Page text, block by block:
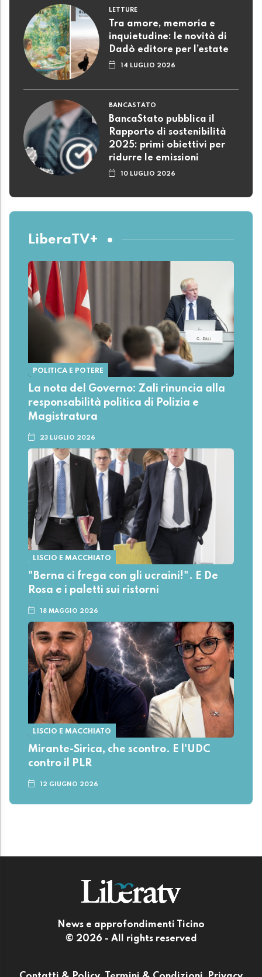
LETTURE
Tra amore, memoria e
inquietudine: le novità di
Dadò editore per l’estate
14 LUGLIO 2026
BANCASTATO
BancaStato pubblica il
Rapporto di sostenibilità
2025: primi obiettivi per
ridurre le emissioni
10 LUGLIO 2026
LiberaTV+
POLITICA E POTERE
La nota del Governo: Zali rinuncia alla
responsabilità politica di Polizia e
Magistratura
23 LUGLIO 2026
LISCIO E MACCHIATO
"Berna ci frega con gli ucraini!". E De
Rosa e i paletti sui ristorni
18 MAGGIO 2026
LISCIO E MACCHIATO
Mirante-Sirica, che scontro. E l'UDC
contro il PLR
12 GIUGNO 2026
News e approfondimenti Ticino
© 2026 - All rights reserved